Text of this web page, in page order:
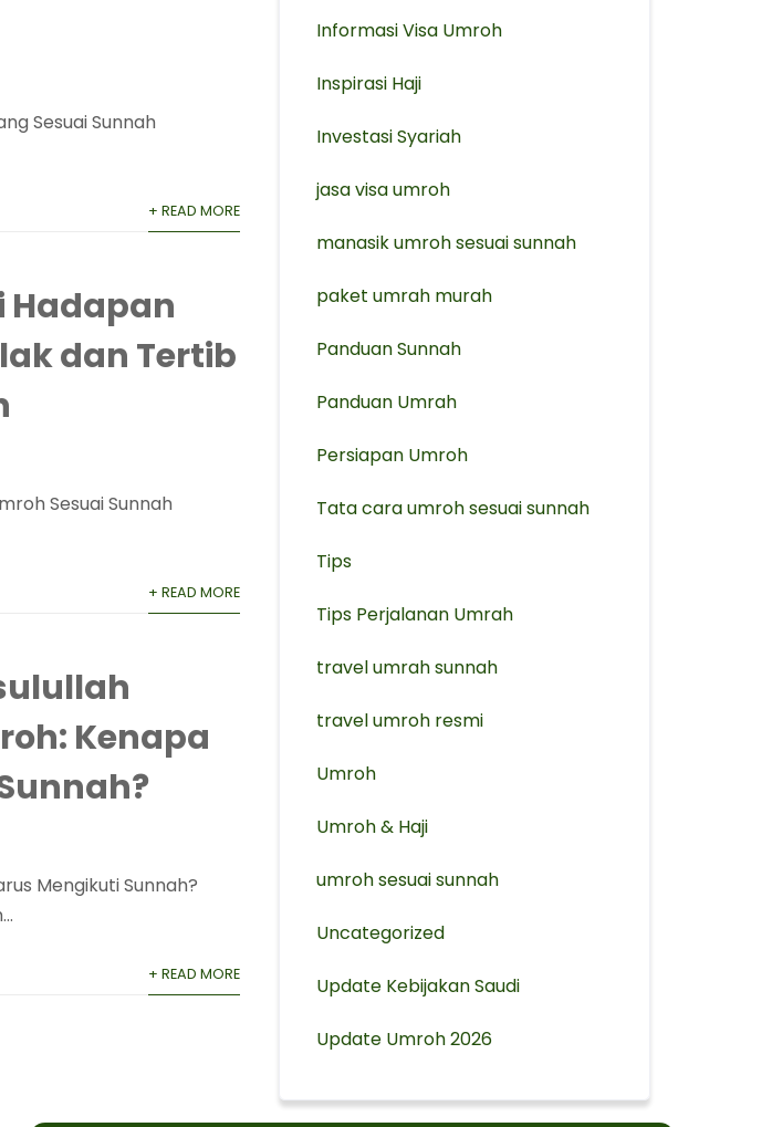
Sesuai Sunnah
+ READ MORE
Hadapan
dan Tertib
Sesuai Sunnah
+ READ MORE
Kenapa
Mengikuti Sunnah?
+ READ MORE
Informasi Visa Umroh
Inspirasi Haji
Investasi Syariah
jasa visa umroh
manasik umroh sesuai sunnah
paket umrah murah
Panduan Sunnah
Panduan Umrah
Persiapan Umroh
Tata cara umroh sesuai sunnah
Tips
Tips Perjalanan Umrah
travel umrah sunnah
travel umroh resmi
Umroh
Umroh & Haji
umroh sesuai sunnah
Uncategorized
Update Kebijakan Saudi
Update Umroh 2026